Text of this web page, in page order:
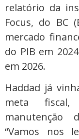
relatório da
Focus, do BC
mercado
do PIB em
em 2026.
Haddad já
meta
manutenção
“Vamos nos